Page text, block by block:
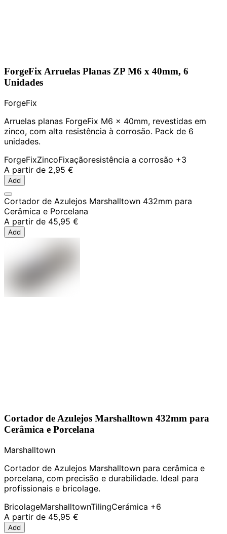
ForgeFix Arruelas Planas ZP M6 x 40mm, 6
Unidades
ForgeFix
Arruelas planas ForgeFix M6 x 40mm, revestidas em
zinco, com alta resistência à corrosão. Pack de 6
unidades.
ForgeFixZincoFixaçãoresistência a corrosão +3
A partir de 2,95 €
Add
Cortador de Azulejos Marshalltown 432mm para
Cerâmica e Porcelana
A partir de 45,95 €
Add
Cortador de Azulejos Marshalltown 432mm para
Cerâmica e Porcelana
Marshalltown
Cortador de Azulejos Marshalltown para cerâmica e
porcelana, com precisão e durabilidade. Ideal para
profissionais e bricolage.
BricolageMarshalltownTilingCerámica +6
A partir de 45,95 €
Add